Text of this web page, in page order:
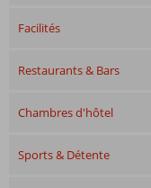
Facilités
Restaurants & Bars
Chambres d'hôtel
Sports & Détente